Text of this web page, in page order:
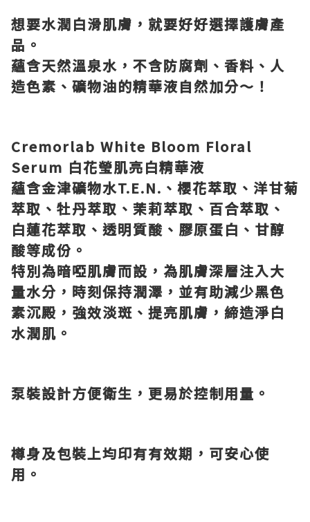
想要水潤白滑肌膚，就要好好選擇護膚產
品。
蘊含天然溫泉水，不含防腐劑、香料、人
造色素、礦物油的精華液自然加分～！
Cremorlab White Bloom Floral
Serum 白花瑩肌亮白精華液
蘊含金津礦物水T.E.N. 、櫻花萃取、洋甘菊
萃取、牡丹萃取、茉莉萃取、百合萃取、
白蓮花萃取、透明質酸、膠原蛋白、甘醇
酸等成份。
特別為暗啞肌膚而設，為肌膚深層注入大
量水分，時刻保持潤澤，並有助減少黑色
素沉殿，強效淡斑、提亮肌膚，締造淨白
水潤肌。
泵裝設計方便衛生，更易於控制用量。
樽身及包裝上均印有有效期，可安心使
用。